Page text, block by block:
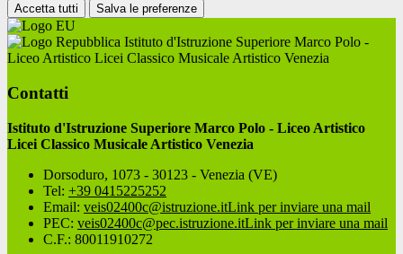
Accetta tutti Salva le preferenze
Istituto d'Istruzione Superiore Marco Polo -
Liceo Artistico Licei Classico Musicale Artistico Venezia
Contatti
Istituto d'Istruzione Superiore Marco Polo - Liceo Artistico
Licei Classico Musicale Artistico Venezia
Dorsoduro, 1073 - 30123 - Venezia (VE)
Tel: +39 0415225252
Email: veis02400c@istruzione.itLink per inviare una mail
PEC: veis02400c@pec.istruzione.itLink per inviare una mail
C.F.: 80011910272